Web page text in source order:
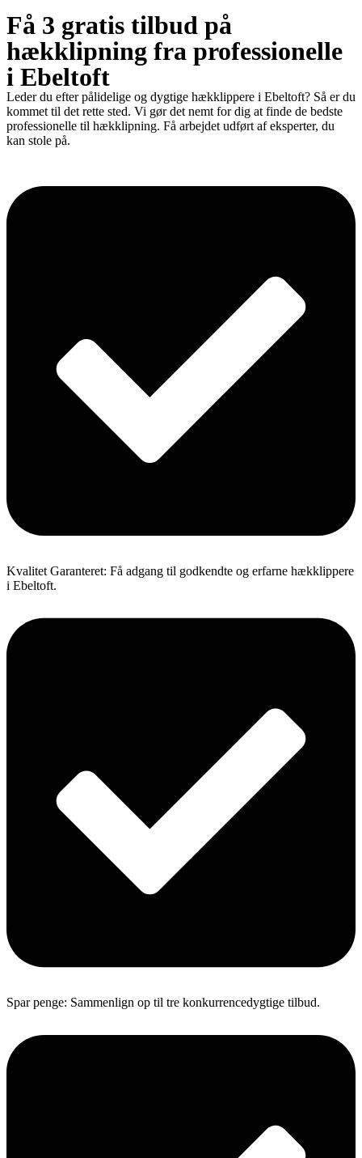
Få 3 gratis tilbud på
hækklipning fra professionelle
i Ebeltoft
Leder du efter pålidelige og dygtige hækklippere i Ebeltoft? Så er du
kommet til det rette sted. Vi gør det nemt for dig at finde de bedste
professionelle til hækklipning. Få arbejdet udført af eksperter, du
kan stole på.
Kvalitet Garanteret: Få adgang til godkendte og erfarne hækklippere
i Ebeltoft.
Spar penge: Sammenlign op til tre konkurrencedygtige tilbud.